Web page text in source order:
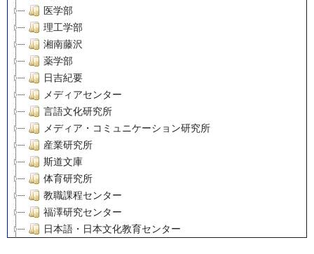
医学部
理工学部
湘南藤沢
薬学部
日吉紀要
メディアセンター
言語文化研究所
メディア・コミュニケーション研究所
産業研究所
斯道文庫
体育研究所
教職課程センター
福澤研究センター
日本語・日本文化教育センター